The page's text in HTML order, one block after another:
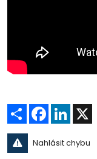
Sdílet Facebook
LinkedIn
Nahlásit chybu